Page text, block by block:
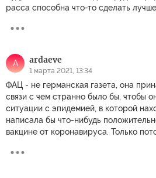
расса способна что-то сделать
A ardaeve
1 марта 2021, 13:34
ФАЦ - не германская газета, она
связи с чем странно было бы, чтобы
ситуации с эпидемией, в которой
написала бы что-нибудь
вакцине от коронавируса. Только